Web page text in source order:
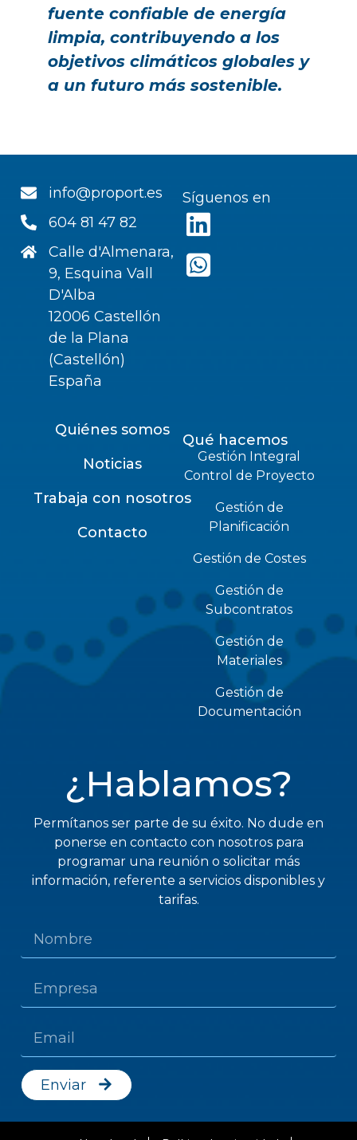
fuente confiable de energía
limpia, contribuyendo a los
objetivos climáticos globales y
a un futuro más sostenible.
info@proport.es
604 81 47 82
Calle d'Almenara,
9, Esquina Vall
D'Alba
12006 Castellón
de la Plana
(Castellón)
España
Síguenos en
Quiénes somos
Noticias
Trabaja con nosotros
Contacto
Qué hacemos
Gestión Integral
Control de Proyecto
Gestión de
Planificación
Gestión de Costes
Gestión de
Subcontratos
Gestión de
Materiales
Gestión de
Documentación
¿Hablamos?
Permítanos ser parte de su éxito. No dude en
ponerse en contacto con nosotros para
programar una reunión o solicitar más
información, referente a servicios disponibles y
tarifas.
Enviar